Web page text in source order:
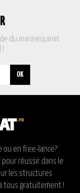
du mannequinat
!
ou en free-lance?
réussir dans le
les structures
tous gratuitement !